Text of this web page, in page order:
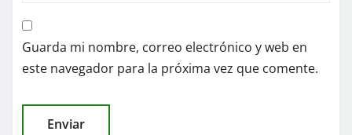
Guarda mi nombre, correo electrónico y web en
este navegador para la próxima vez que comente.